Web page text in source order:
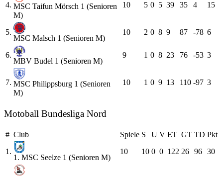
4. MSC Taifun Mörsch 1 (Senioren
M)
10 5 0 5 39 35 4 15
5.
MSC Malsch 1 (Senioren M)
10 2 0 8 9 87 -78 6
6.
MBV Budel 1 (Senioren M)
9 1 0 8 23 76 -53 3
7. MSC Philippsburg 1 (Senioren
M)
10 1 0 9 13 110 -97 3
Motoball Bundesliga Nord
# Club Spiele S U V ET GT TD Pkt
1.
1. MSC Seelze 1 (Senioren M)
10 10 0 0 122 26 96 30